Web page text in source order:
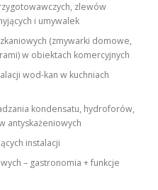
zlewów
i umywalek
(zmywarki domowe,
w obiektach komercyjnych
wod-kan w kuchniach
kondensatu, hydroforów,
antyskażeniowych
instalacji
– gastronomia + funkcje